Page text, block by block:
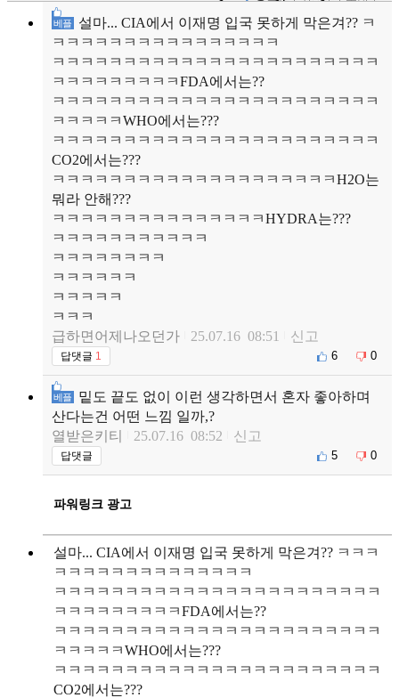
베플
설마... CIA에서 이재명 입국 못하게 막은겨?? ㅋ
ㅋㅋㅋㅋㅋㅋㅋㅋㅋㅋㅋㅋㅋㅋㅋㅋ
ㅋㅋㅋㅋㅋㅋㅋㅋㅋㅋㅋㅋㅋㅋㅋㅋㅋㅋㅋㅋㅋㅋㅋ
ㅋㅋㅋㅋㅋㅋㅋㅋㅋFDA에서는??
ㅋㅋㅋㅋㅋㅋㅋㅋㅋㅋㅋㅋㅋㅋㅋㅋㅋㅋㅋㅋㅋㅋㅋ
ㅋㅋㅋㅋㅋWHO에서는???
ㅋㅋㅋㅋㅋㅋㅋㅋㅋㅋㅋㅋㅋㅋㅋㅋㅋㅋㅋㅋㅋㅋㅋ
CO2에서는???
ㅋㅋㅋㅋㅋㅋㅋㅋㅋㅋㅋㅋㅋㅋㅋㅋㅋㅋㅋㅋH2O는
뭐라 안해???
ㅋㅋㅋㅋㅋㅋㅋㅋㅋㅋㅋㅋㅋㅋㅋHYDRA는???
ㅋㅋㅋㅋㅋㅋㅋㅋㅋㅋㅋ
ㅋㅋㅋㅋㅋㅋㅋㅋ
ㅋㅋㅋㅋㅋㅋ
ㅋㅋㅋㅋㅋ
ㅋㅋㅋ
급하면어제나오던가
25.07.16 08:51 신고
답댓글 1 6 0
베플
밑도 끝도 없이 이런 생각하면서 혼자 좋아하며
산다는건 어떤 느낌 일까,?
열받은키티
25.07.16 08:52 신고
답댓글 5 0
파워링크 광고
설마... CIA에서 이재명 입국 못하게 막은겨?? ㅋㅋㅋ
ㅋㅋㅋㅋㅋㅋㅋㅋㅋㅋㅋㅋㅋㅋ
ㅋㅋㅋㅋㅋㅋㅋㅋㅋㅋㅋㅋㅋㅋㅋㅋㅋㅋㅋㅋㅋㅋㅋ
ㅋㅋㅋㅋㅋㅋㅋㅋㅋFDA에서는??
ㅋㅋㅋㅋㅋㅋㅋㅋㅋㅋㅋㅋㅋㅋㅋㅋㅋㅋㅋㅋㅋㅋㅋ
ㅋㅋㅋㅋㅋWHO에서는???
ㅋㅋㅋㅋㅋㅋㅋㅋㅋㅋㅋㅋㅋㅋㅋㅋㅋㅋㅋㅋㅋㅋㅋ
CO2에서는???